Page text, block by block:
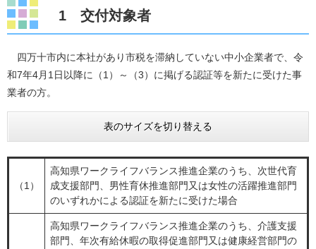
1 交付対象者
四万十市内に本社があり市税を滞納していない中小企業者で、令
和7年4月1日以降に（1）～（3）に掲げる認証等を新たに受けた事
業者の方。
表のサイズを切り替える
（1）
高知県ワークライフバランス推進企業のうち、次世代育
成支援部門、男性育休推進部門又は女性の活躍推進部門
のいずれかによる認証を新たに受けた場合
高知県ワークライフバランス推進企業のうち、介護支援
部門、年次有給休暇の取得促進部門又は健康経営部門の